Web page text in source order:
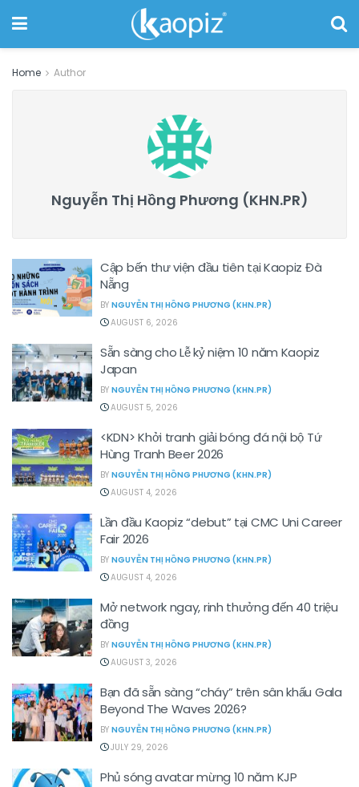
Home Author
Nguyễn Thị Hồng Phương (KHN.PR)
Cập bến thư viện đầu tiên tại Kaopiz Đà
Nẵng
BY NGUYỄN THỊ HỒNG PHƯƠNG (KHN.PR)
AUGUST 6, 2026
Sẵn sàng cho Lễ kỷ niệm 10 năm Kaopiz
Japan
BY NGUYỄN THỊ HỒNG PHƯƠNG (KHN.PR)
AUGUST 5, 2026
<KDN> Khởi tranh giải bóng đá nội bộ Tứ
Hùng Tranh Beer 2026
BY NGUYỄN THỊ HỒNG PHƯƠNG (KHN.PR)
AUGUST 4, 2026
Lần đầu Kaopiz “debut” tại CMC Uni Career
Fair 2026
BY NGUYỄN THỊ HỒNG PHƯƠNG (KHN.PR)
AUGUST 4, 2026
Mở network ngay, rinh thưởng đến 40 triệu
đồng
BY NGUYỄN THỊ HỒNG PHƯƠNG (KHN.PR)
AUGUST 3, 2026
Bạn đã sẵn sàng “cháy” trên sân khấu Gala
Beyond The Waves 2026?
BY NGUYỄN THỊ HỒNG PHƯƠNG (KHN.PR)
JULY 29, 2026
Phủ sóng avatar mừng 10 năm KJP